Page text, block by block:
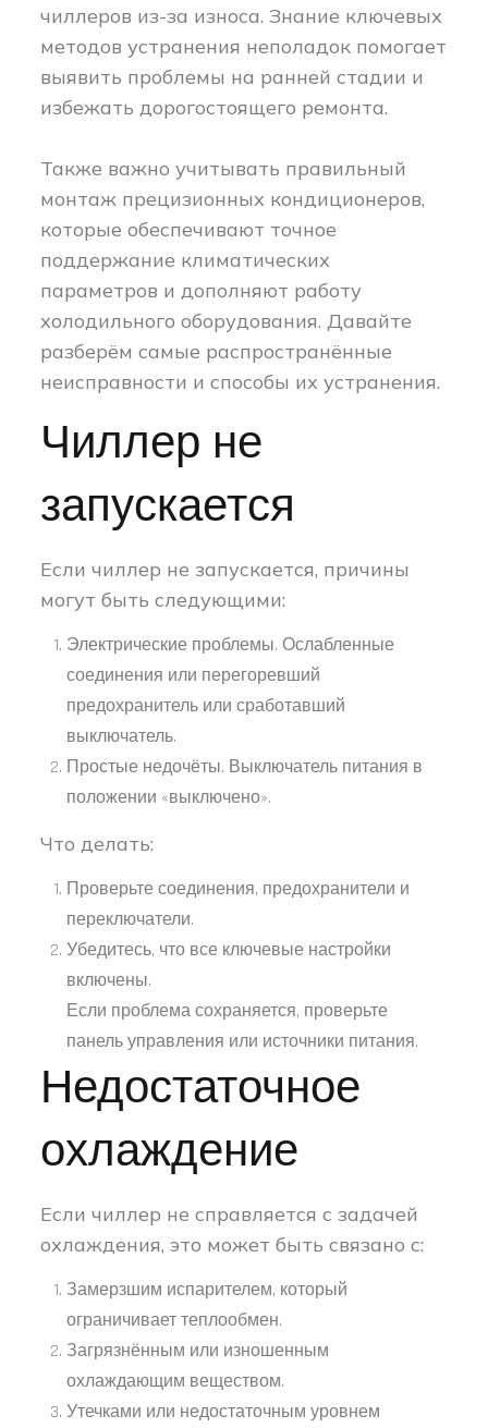
чиллеров из-за износа. Знание ключевых
методов устранения неполадок помогает
выявить проблемы на ранней стадии и
избежать дорогостоящего ремонта.
Также важно учитывать правильный
монтаж прецизионных кондиционеров,
которые обеспечивают точное
поддержание климатических
параметров и дополняют работу
холодильного оборудования. Давайте
разберём самые распространённые
неисправности и способы их устранения.
Чиллер не
запускается
Если чиллер не запускается, причины
могут быть следующими:
Электрические проблемы. Ослабленные
соединения или перегоревший
предохранитель или сработавший
выключатель.
Простые недочёты. Выключатель питания в
положении «выключено».
Что делать:
Проверьте соединения, предохранители и
переключатели.
Убедитесь, что все ключевые настройки
включены.
Если проблема сохраняется, проверьте
панель управления или источники питания.
Недостаточное
охлаждение
Если чиллер не справляется с задачей
охлаждения, это может быть связано с:
Замерзшим испарителем, который
ограничивает теплообмен.
Загрязнённым или изношенным
охлаждающим веществом.
Утечками или недостаточным уровнем